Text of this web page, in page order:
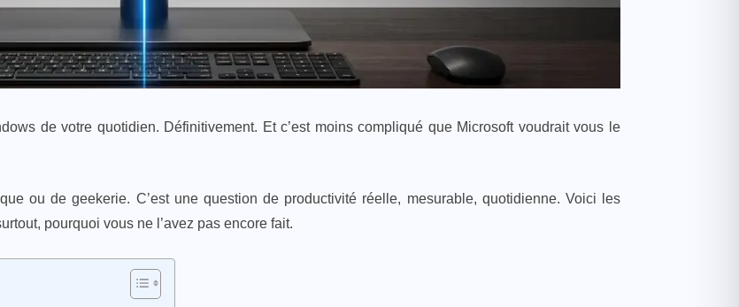
de votre quotidien. Définitivement. Et c’est moins compliqué que Microsoft voudrait vous le
ou de geekerie. C’est une question de productivité réelle, mesurable, quotidienne. Voici les
pourquoi vous ne l’avez pas encore fait.